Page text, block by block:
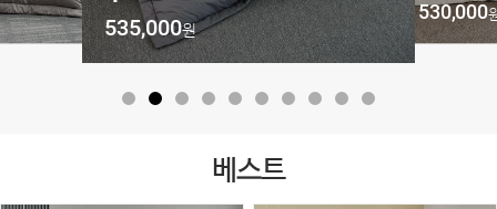
535,000원 530,000원
베스트